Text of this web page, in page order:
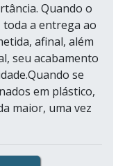
Quando o
a entrega ao
afinal, além
seu acabamento
se
em plástico,
maior, uma vez